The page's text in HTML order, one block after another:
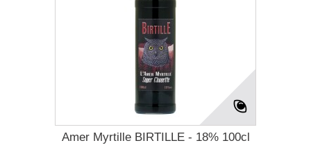
Amer Myrtille BIRTILLE - 18% 100cl